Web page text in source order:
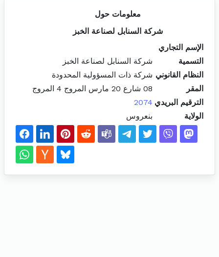
معلومات حول
شركة السنابل لصناعة الخبز
الإسم التجاري
التسمية
شركة السنابل لصناعة الخبز
النظام القانوني شركة ذات المسؤولية المحدودة
المقر
08 شارع 20 مارس المروج 4 المروج
الترقيم البريدي 2074
الولاية
بنعروس